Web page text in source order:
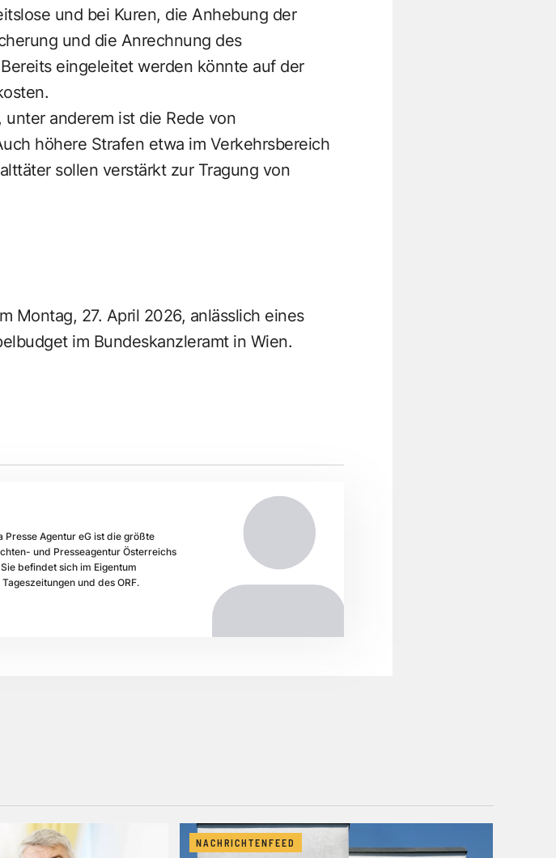
und bei Kuren, die Anhebung der
und die Anrechnung des
eingeleitet werden könnte auf der
anderem ist die Rede von
höhere Strafen etwa im Verkehrsbereich
sollen verstärkt zur Tragung von
Montag, 27. April 2026, anlässlich eines
im Bundeskanzleramt in Wien.
Presse Agentur eG ist die größte
und Presseagentur Österreichs
befindet sich im Eigentum
und des ORF.
NACHRICHTENFEED